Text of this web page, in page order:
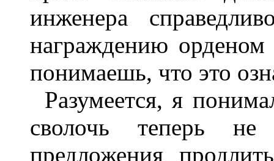
инженера
награждению
понимаешь, что это
Разумеется, я
сволочь теперь
предложения